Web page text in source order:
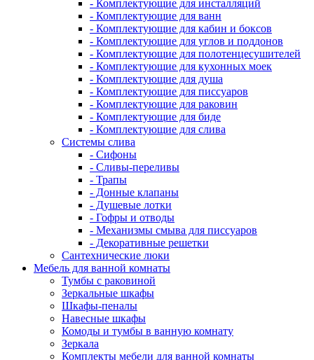
- Комплектующие для инсталляций
- Комплектующие для ванн
- Комплектующие для кабин и боксов
- Комплектующие для углов и поддонов
- Комплектующие для полотенцесушителей
- Комплектующие для кухонных моек
- Комплектующие для душа
- Комплектующие для писсуаров
- Комплектующие для раковин
- Комплектующие для биде
- Комплектующие для слива
Системы слива
- Сифоны
- Сливы-переливы
- Трапы
- Донные клапаны
- Душевые лотки
- Гофры и отводы
- Механизмы смыва для писсуаров
- Декоративные решетки
Сантехнические люки
Мебель для ванной комнаты
Тумбы с раковиной
Зеркальные шкафы
Шкафы-пеналы
Навесные шкафы
Комоды и тумбы в ванную комнату
Зеркала
Комплекты мебели для ванной комнаты